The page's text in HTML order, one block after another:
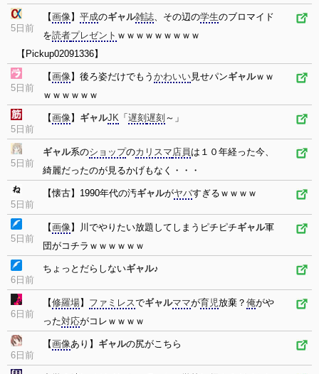
5日前
【画像】 平成のギャル雑誌、その辺の学生のブロマイド
を読者プレゼント ｗｗｗｗｗｗｗｗｗ
【Pickup02091336】
5日前
【画像】後ろ姿だけでもう かわいい見せパンギャルｗｗ
ｗｗｗｗｗｗ
5日前
【画像】 ギャルJK 「 遅刻 遅刻 ～」
5日前
ギャル系のショップのカリスマ店員 は１０年経った今、
綺麗だったのが見るかげもなく・・・
5日前
【懐古】1990年代の汚ギャルがヤバすぎるｗｗｗｗ
5日前
【画像】川でやりたい放題してしまうピチピチギャル軍
団がコチラｗｗｗｗｗｗ
6日前
ちょっとだらしないギャル♪
6日前
【修羅場】 ファミレスでギャルママが育児放棄？ 俺がや
った対応がコレｗｗｗｗ
6日前
【画像あり】 ギャルの尻がこちら